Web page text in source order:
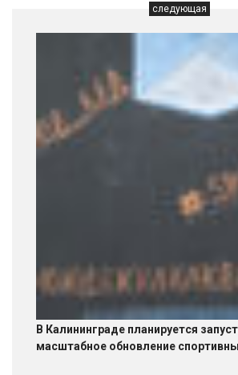
следующая
В Калининграде планируется
масштабное обновление